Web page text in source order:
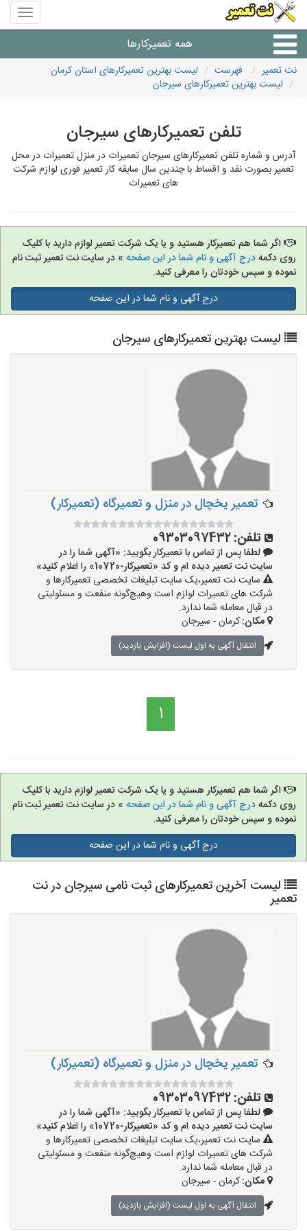
منوی
سایت
تعمیر
همه تعمیرکارها
شرکت های تعمیرات لوازم
نت تعمیر فهرست
لیست بهترین تعمیرکارهای استان کرمان
لیست بهترین تعمیرکارهای سیرجان
تلفن تعمیرکارهای سیرجان
آدرس و شماره تلفن تعمیرکارهای سیرجان تعمیرات در منزل تعمیرات در محل
تعمیر بصورت نقد و اقساط با چندین سال سابقه کار تعمیر فوری لوازم شرکت
های تعمیرات
اگر شما هم تعمیرکار هستید و یا یک شرکت تعمیر لوازم دارید با کلیک
روی دکمهدرج آگهی و نام شما در این صفحه » در سایت نت تعمیر ثبت نام
نموده و سپس خودتان را معرفی کنید.
درج آگهی و نام شما در این صفحه
لیست بهترین تعمیرکارهای سیرجان
تعمیر یخچال در منزل و تعمیرگاه (تعمیرکار)
تلفن:09303097432
لطفا پس از تماس با تعمیرکار بگویید: «آگهی شما را در
سایت نت تعمیر دیده ام و کد «تعمیرکار-10720» را اعلام کنید»
سایت نت تعمیر،یک سایت تبلیغات تخصصی تعمیرکارها و
شرکت های تعمیرات لوازم است وهیچ‌گونه منفعت و مسئولیتی
در قبال معامله شما ندارد.
مکان:کرمان - سیرجان
انتقال آگهی به اول لیست (افزایش بازدید)
1
اگر شما هم تعمیرکار هستید و یا یک شرکت تعمیر لوازم دارید با کلیک
روی دکمهدرج آگهی و نام شما در این صفحه » در سایت نت تعمیر ثبت نام
نموده و سپس خودتان را معرفی کنید.
درج آگهی و نام شما در این صفحه
لیست آخرین تعمیرکارهای ثبت نامی سیرجان در نت
تعمیر
تعمیر یخچال در منزل و تعمیرگاه (تعمیرکار)
تلفن:09303097432
لطفا پس از تماس با تعمیرکار بگویید: «آگهی شما را در
سایت نت تعمیر دیده ام و کد «تعمیرکار-10720» را اعلام کنید»
سایت نت تعمیر،یک سایت تبلیغات تخصصی تعمیرکارها و
شرکت های تعمیرات لوازم است وهیچ‌گونه منفعت و مسئولیتی
در قبال معامله شما ندارد.
مکان:کرمان - سیرجان
انتقال آگهی به اول لیست (افزایش بازدید)